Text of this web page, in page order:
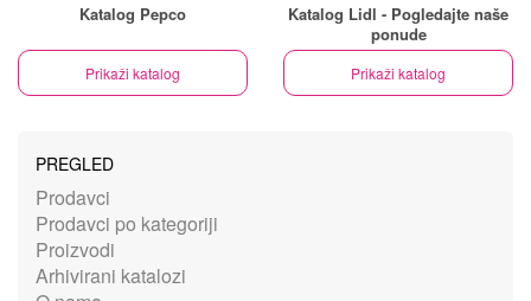
Katalog Pepco
Prikaži katalog
Katalog Lidl - Pogledajte naše
ponude
Prikaži katalog
PREGLED
Prodavci
Prodavci po kategoriji
Proizvodi
Arhivirani katalozi